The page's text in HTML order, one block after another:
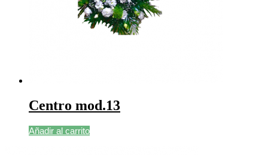
Centro mod.13
Añadir al carrito